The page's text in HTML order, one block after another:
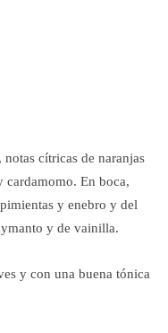
cítricas de naranjas
cardamomo. En boca,
y enebro y del
y de vainilla.
y con una buena tónica